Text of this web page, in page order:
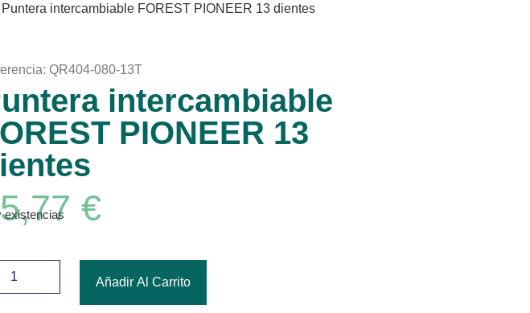
Puntera intercambiable FOREST PIONEER 13 dientes
QR404-080-13T
intercambiable
PIONEER 13
€
existencias
Añadir Al Carrito